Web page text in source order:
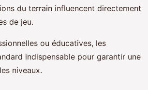
du terrain influencent directement
de jeu.
ou éducatives, les
indispensable pour garantir une
niveaux.